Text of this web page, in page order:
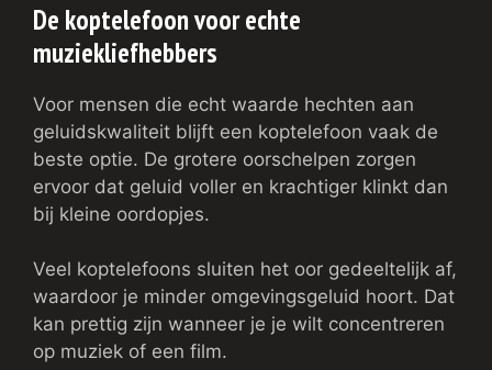
De koptelefoon voor echte
muziekliefhebbers
Voor mensen die echt waarde hechten aan
geluidskwaliteit blijft een koptelefoon vaak de
beste optie. De grotere oorschelpen zorgen
ervoor dat geluid voller en krachtiger klinkt dan
bij kleine oordopjes.
Veel koptelefoons sluiten het oor gedeeltelijk af,
waardoor je minder omgevingsgeluid hoort. Dat
kan prettig zijn wanneer je je wilt concentreren
op muziek of een film.